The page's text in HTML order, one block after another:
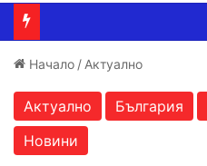
Начало / Актуално
Актуално България
Новини